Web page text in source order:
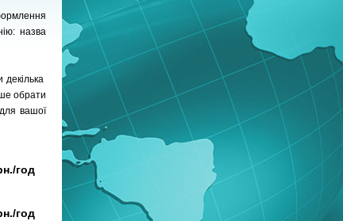
назва
обрати
вашої
год
год